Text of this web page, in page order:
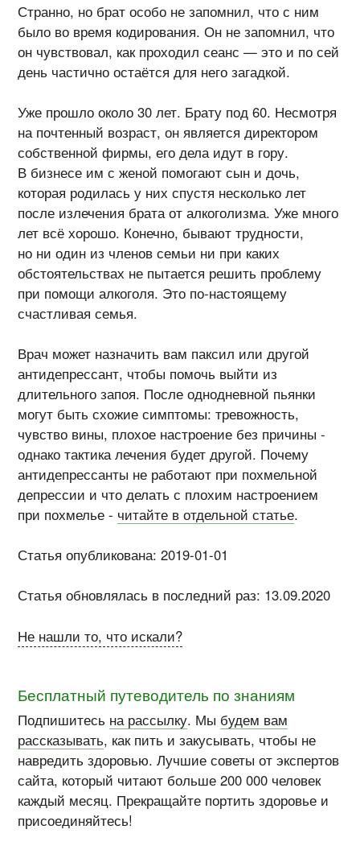
Странно, но брат особо не запомнил, что с ним
было во время кодирования. Он не запомнил, что
он чувствовал, как проходил сеанс — это и по сей
день частично остаётся для него загадкой.
Уже прошло около 30 лет. Брату под 60. Несмотря
на почтенный возраст, он является директором
собственной фирмы, его дела идут в гору.
В бизнесе им с женой помогают сын и дочь,
которая родилась у них спустя несколько лет
после излечения брата от алкоголизма. Уже много
лет всё хорошо. Конечно, бывают трудности,
но ни один из членов семьи ни при каких
обстоятельствах не пытается решить проблему
при помощи алкоголя. Это по-настоящему
счастливая семья.
Врач может назначить вам паксил или другой
антидепрессант, чтобы помочь выйти из
длительного запоя. После однодневной пьянки
могут быть схожие симптомы: тревожность,
чувство вины, плохое настроение без причины -
однако тактика лечения будет другой. Почему
антидепрессанты не работают при похмельной
депрессии и что делать с плохим настроением
при похмелье - читайте в отдельной статье.
Статья опубликована: 2019-01-01
Статья обновлялась в последний раз: 13.09.2020
Не нашли то, что искали?
Бесплатный путеводитель по знаниям
Подпишитесь на рассылку. Мы будем вам
рассказывать, как пить и закусывать, чтобы не
навредить здоровью. Лучшие советы от экспертов
сайта, который читают больше 200 000 человек
каждый месяц. Прекращайте портить здоровье и
присоединяйтесь!